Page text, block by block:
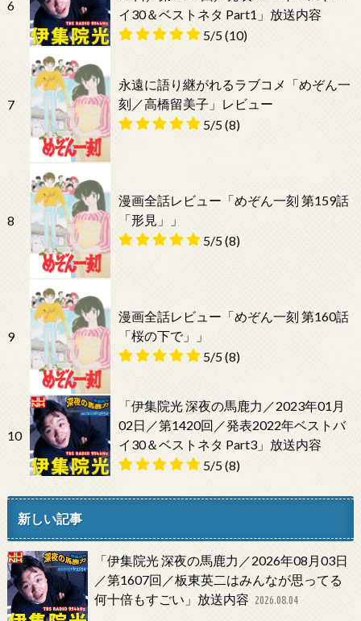
6
イ30＆ベストネタ Part1」放送内容
5/5(10)
7
永遠に語り継がれるラブコメ「めぞん一
刻／高橋留美子」レビュー
5/5(8)
8
漫画全話レビュー「めぞん一刻 第159話
「形見」」
5/5(8)
9
漫画全話レビュー「めぞん一刻 第160話
「桜の下で」」
5/5(8)
10
「伊集院光 深夜の馬鹿力／2023年01月
02日／第1420回／発表2022年ベストバ
イ30＆ベストネタ Part3」放送内容
5/5(8)
新しい記事
「伊集院光 深夜の馬鹿力／2026年08月03日
／第1607回／板東英二はみんなが思ってる
何十倍もすごい」放送内容 2026.08.04